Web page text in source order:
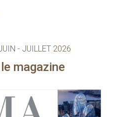
- JUILLET 2026